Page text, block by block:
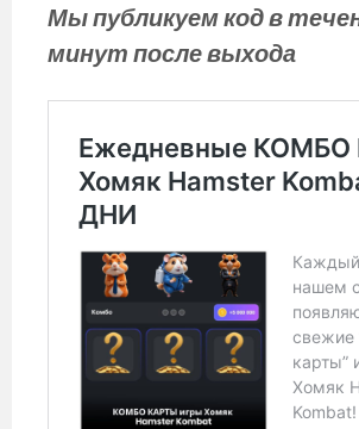
Мы публикуем код в
минут после выхода